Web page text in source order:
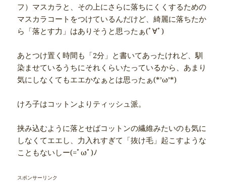
フ）マスカラと、その上にさらに落ちにくくするための
マスカラコートをつけているんだけど、綺麗に落ちたか
ら「落とす力」はありそうと思ったぁ(ﾟ∀ﾟ)
あとつけ置く時間も「2分」と書いてあったけれど、馴
染ませているうちにそれくらいたっているから、あまり
気にしなくてもエエかなぁとは思ったぁ(*’ω’*)
けろ子はコットンよりティッシュ派。
挟み込むように落とせばコットンの繊維みたいのも気に
しなくてエエし、力入れすぎて「抜け毛」起こすような
こともないしー(=ﾟωﾟ)ﾉ
スポンサーリンク